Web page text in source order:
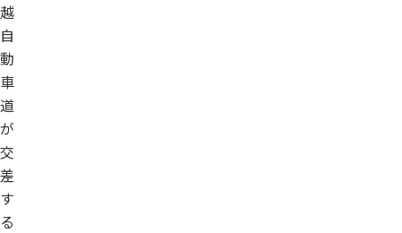
越
自
動
車
道
が
交
差
す
る